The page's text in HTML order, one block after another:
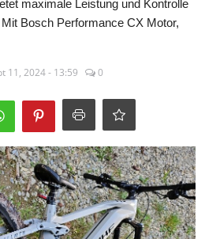
maximale Leistung und Kontrolle
Bosch Performance CX Motor,
11, 2024 - 13:59 0